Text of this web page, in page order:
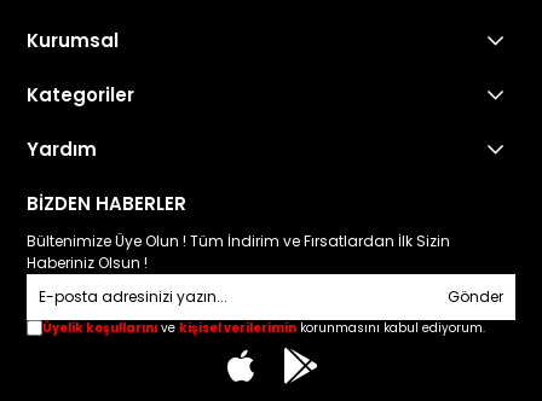
Kurumsal
Kategoriler
Yardım
BİZDEN HABERLER
Bültenimize Üye Olun ! Tüm İndirim ve Fırsatlardan İlk Sizin
Haberiniz Olsun !
Gönder
Üyelik koşullarını ve kişisel verilerimin korunmasını kabul ediyorum.